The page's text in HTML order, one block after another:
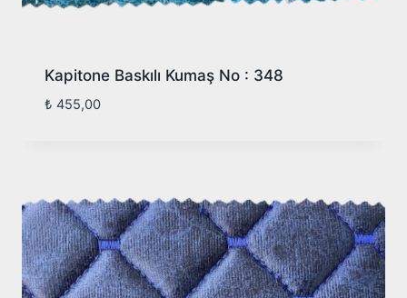
Kapitone Baskılı Kumaş No : 348
₺ 455,00